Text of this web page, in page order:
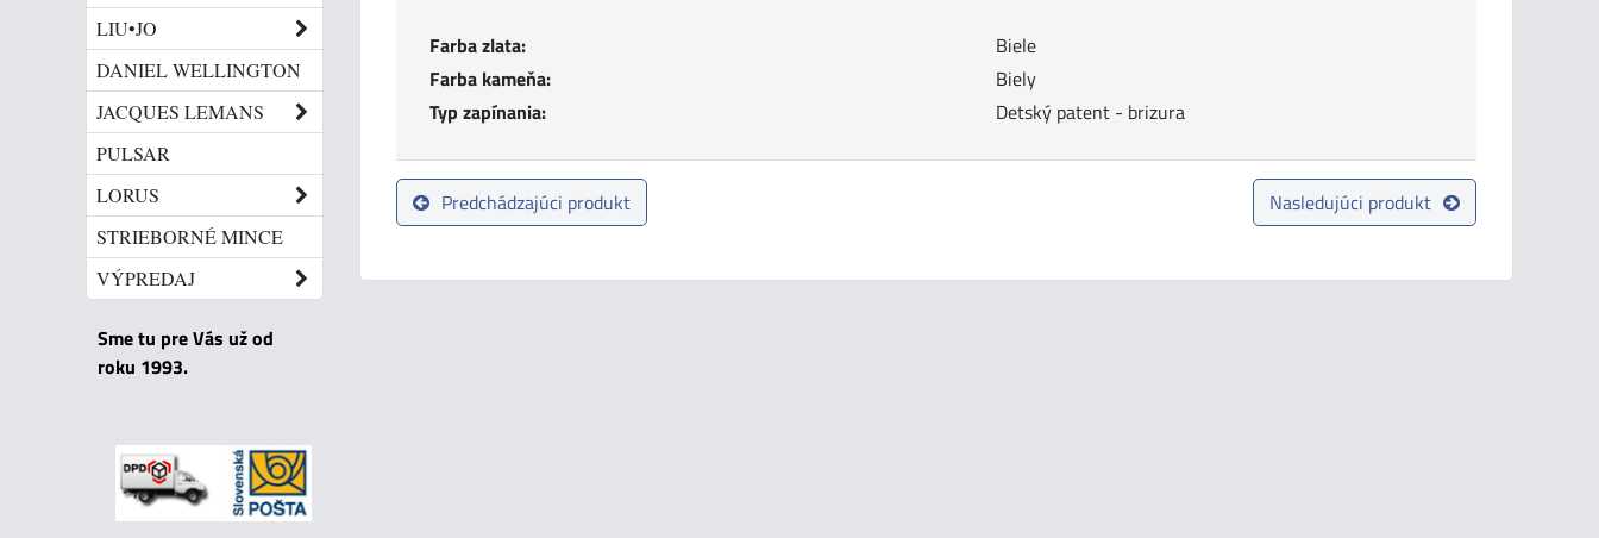
Farba zlata:
Biele
Farba kameňa:
Biely
Typ zapínania:
Detský patent - brizura
Predchádzajúci produkt Nasledujúci produkt
LIU•JO
DANIEL WELLINGTON
JACQUES LEMANS
PULSAR
LORUS
STRIEBORNÉ MINCE
VÝPREDAJ
Sme tu pre Vás už od
roku 1993.